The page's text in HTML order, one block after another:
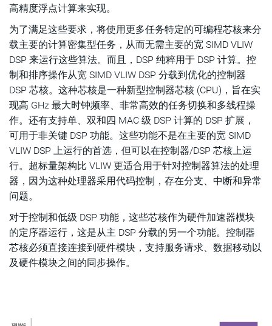
高精度浮点计算来实现。
为了满足这些要求，将使用更多任务特定的可编程芯核来分
载主要的计算密集型任务，从而无需主要的宽 SIMD VLIW
DSP 来运行这些算法。而且，DSP 纯粹用于 DSP 计算。控
制和排序操作从宽 SIMD VLIW DSP 分载到优化的控制器
DSP 芯核。这种芯核是一种新型控制器芯核 (CPU)，旨在实
现高 GHz 最大时钟频率、非常高效的任务切换和多线程操
作。还有支持单、双和四 MAC 级 DSP 计算的 DSP 扩展，
可用于非关键 DSP 功能。这些功能不是在主要的宽 SIMD
VLIW DSP 上运行的首选，但可以在控制器/DSP 芯核上运
行。超标量架构比 VLIW 更适合用于针对控制器算法的处理
器，因为这种处理器采用代码控制，存在分支、中断和异常
问题。
对于控制和低级 DSP 功能，这些芯核作为硬件加速器模块
的定序器运行，这是从主 DSP 分载的另一个功能。控制器
芯核必须直接连接到硬件模块，支持服务请求、数据移动以
及硬件模块之间的同步操作。